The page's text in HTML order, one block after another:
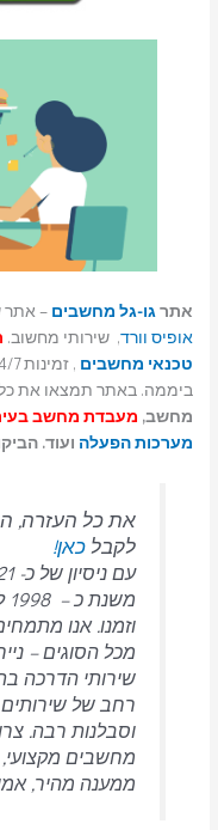
אתרגו-גל מחשבים – אתר
אופיס וורד, שירותי מחשוב.
טכנאי מחשבים , זמינות 24/7
ביממה. באתר תמצאו את
מחשב, מעבדת מחשב
מערכות הפעלה ועוד. הביקור כרוך ב
את כל העזרה,
לקבל כאן!
וזמנו. אנו
מכל הסוגים –
שירותי הדרכה
רחב של שירותים
וסבלנות רבה.
מחשבים מקצועי,
ממענה מהיר,